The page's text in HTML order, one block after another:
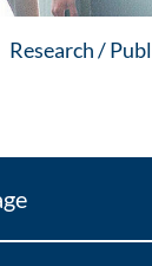
Research /